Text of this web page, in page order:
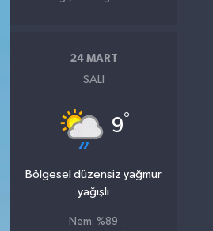
24 MART
SALI
9°
Bölgesel düzensiz yağmur
yağışlı
Nem: %89